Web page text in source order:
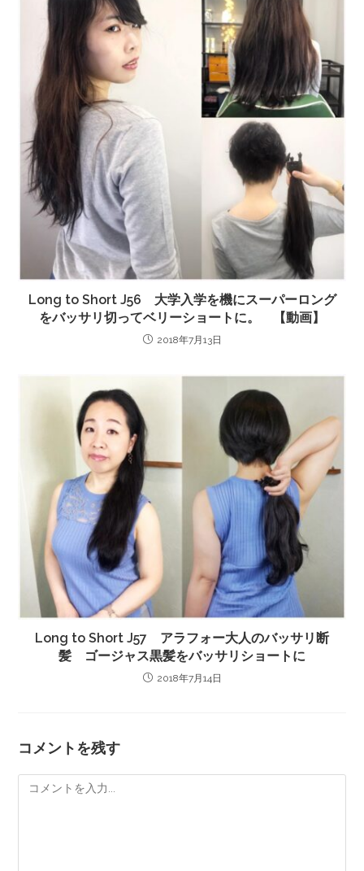
Long to Short J56 大学入学を機にスーパーロング
をバッサリ切ってベリーショートに。 【動画】
2018年7月13日
Long to Short J57 アラフォー大人のバッサリ断
髪 ゴージャス黒髪をバッサリショートに
2018年7月14日
コメントを残す